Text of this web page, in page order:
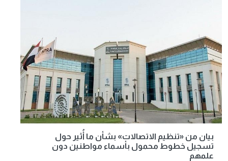
بيان من «تنظيم الاتصالات» بشأن ما أُثير حول
تسجيل خطوط محمول بأسماء مواطنين دون
علمهم